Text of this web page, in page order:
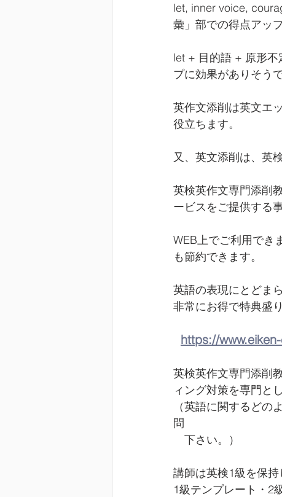
let, inner voice,
彙」部での得点アッ
let + 目的語 + 原形不
プに効果がありそうで
英作文添削は英文エ
役立ちます。
又、英文添削は、英
英検英作文専門添削
ービスをご提供する
WEB上でご利用でき
も節約できます。
英語の表現にとどま
非常にお得で特典盛
https://
英検英作文専門添削
ィング対策を専門と
（英語に関するど
問
下さい。）
講師は英検1級を保
1級テンプレート・2